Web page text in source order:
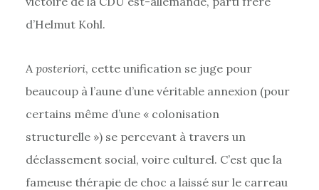
d’Helmut Kohl.
A posteriori, cette unification se juge pour
beaucoup à l’aune d’une véritable annexion (pour
certains même d’une « colonisation
structurelle ») se percevant à travers un
déclassement social, voire culturel. C’est que la
fameuse thérapie de choc a laissé sur le carreau